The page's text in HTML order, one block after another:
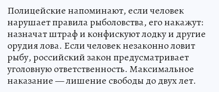
Полицейские напоминают, если человек
нарушает правила рыболовства, его накажут:
назначат штраф и конфискуют лодку и другие
орудия лова. Если человек незаконно ловит
рыбу, российский закон предусматривает
уголовную ответственность. Максимальное
наказание — лишение свободы до двух лет.